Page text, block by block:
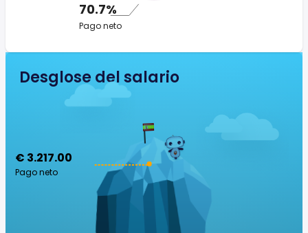
70.7%
Pago neto
Desglose del salario
€ 3.217.00
Pago neto